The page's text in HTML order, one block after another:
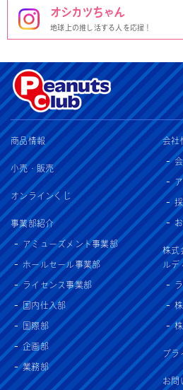
オシカツちゃん
地球上の推し活する人を応援！
商品情報
小売・販売
オンラインくじ
事業部紹介
アミューズメント事業部
ホールセール事業部
ライセンス事業部
国内仕入部
国際部
企画部
業務部
会社
株式
ルデ
プラ
お問